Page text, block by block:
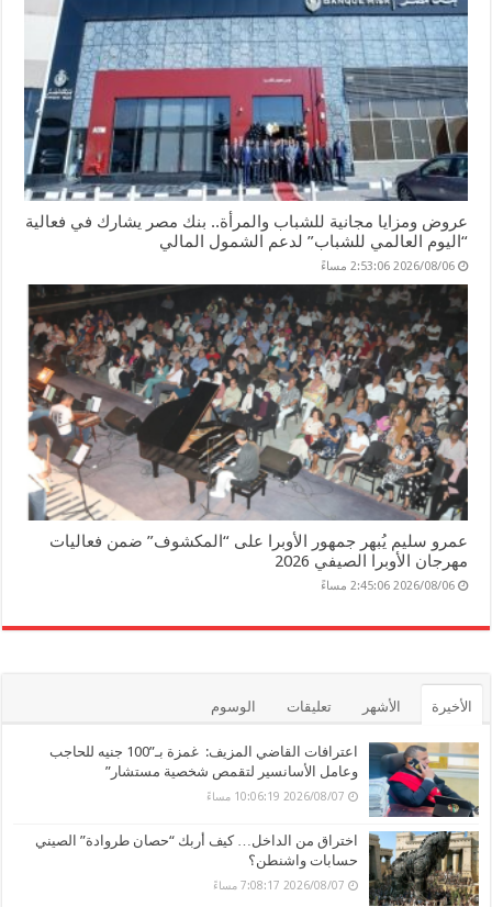
عروض ومزايا مجانية للشباب والمرأة.. بنك مصر يشارك في فعالية
“اليوم العالمي للشباب” لدعم الشمول المالي
2026/08/06 2:53:06 مساءً
عمرو سليم يُبهر جمهور الأوبرا على “المكشوف” ضمن فعاليات
مهرجان الأوبرا الصيفي 2026
2026/08/06 2:45:06 مساءً
الأخيرة الأشهر تعليقات الوسوم
اعترافات القاضي المزيف: غمزة بـ”100 جنيه للحاجب
وعامل الأسانسير لتقمص شخصية مستشار”
2026/08/07 10:06:19 مساءً
اختراق من الداخل… كيف أربك “حصان طروادة” الصيني
حسابات واشنطن؟
2026/08/07 7:08:17 مساءً